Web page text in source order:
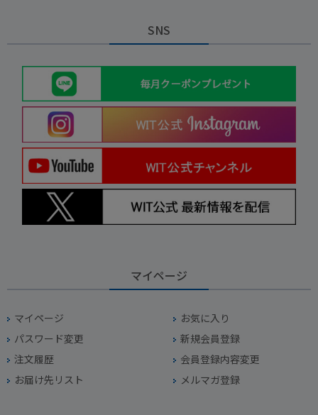
SNS
マイページ
マイページ
お気に入り
パスワード変更
新規会員登録
注文履歴
会員登録内容変更
お届け先リスト
メルマガ登録